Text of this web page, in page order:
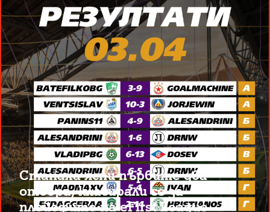
Станаха ясни първите два
отбора, класирали се за
плейофите на eFirst League